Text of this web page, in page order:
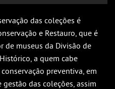
das coleções é
e Restauro, que é
de museus da Divisão de
a quem cabe
preventiva, em
das coleções, assim